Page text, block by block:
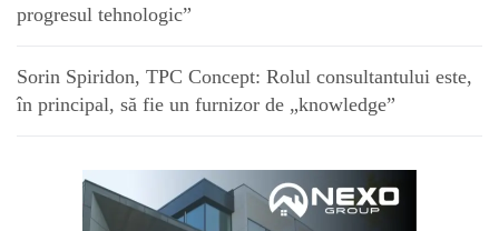
progresul tehnologic”
Sorin Spiridon, TPC Concept: Rolul consultantului este,
în principal, să fie un furnizor de „knowledge”